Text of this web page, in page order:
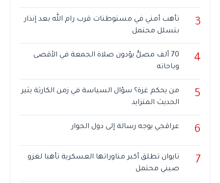
3
تأهب أمني في مستوطنات قرب رام الله بعد إنذار
بتسلل محتمل
4
70 ألف مصلٍّ يؤدون صلاة الجمعة في الأقصى
وباحاته
5
من يحكم غزة؟ سؤال السياسة في زمن الكارثة يثير
الحديث المتزايد
6 عراقجي يوجه رسالة إلى دول الجوار
7
تايوان تطلق أكبر مناوراتها العسكرية تأهبا لغزو
صيني محتمل